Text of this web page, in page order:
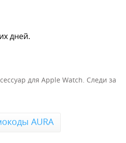
дней.
для Apple Watch. Следи за
AURA